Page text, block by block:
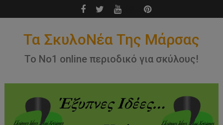
to
Τα ΣκυλοΝέα Της Μάρσας
Το Νο1 online περιοδικό για σκύλους!